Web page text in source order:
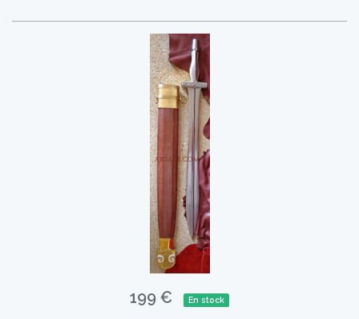
199 € En stock